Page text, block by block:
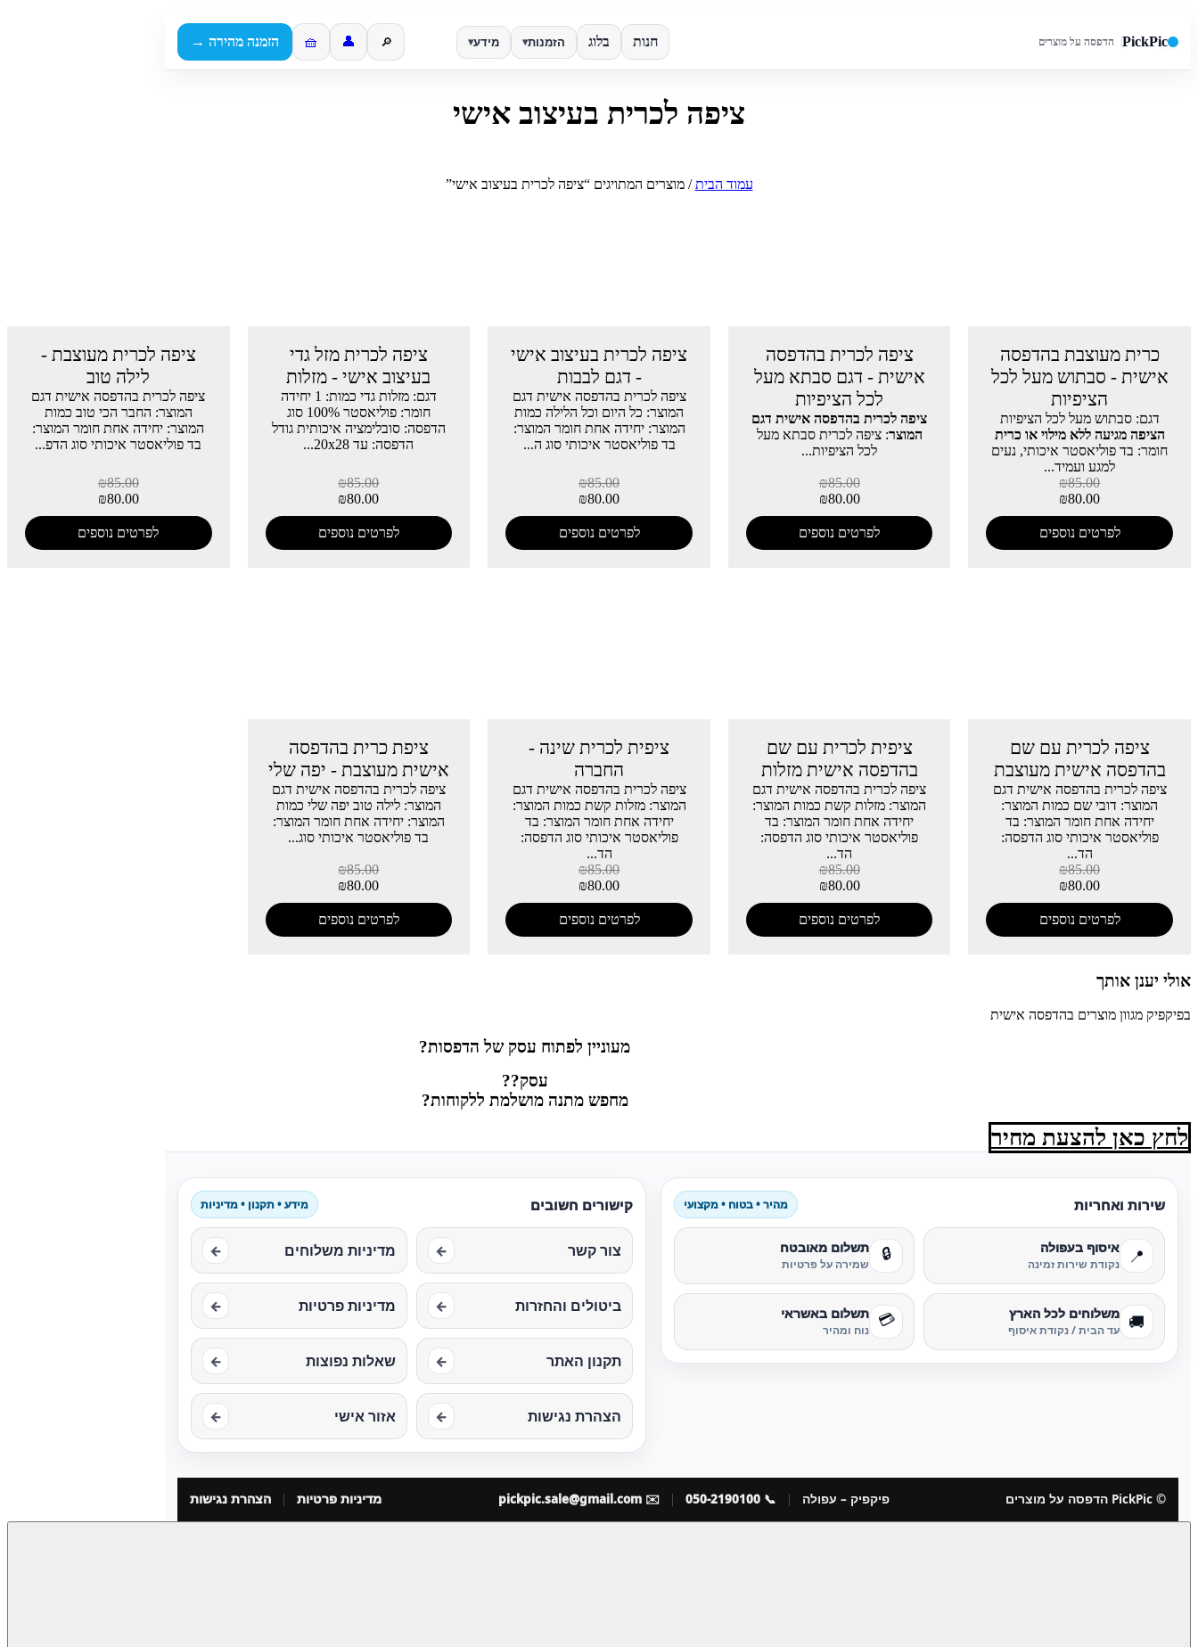
PickPic הדפסה על מוצרים חנות בלוג הזמנות▾ מידע▾
🔎
👤
🧺 הזמנה מהירה →
✕
ציפה לכרית בעיצוב אישי
עמוד הבית/ מוצרים המתויגים “ציפה לכרית בעיצוב אישי”
כרית מעוצבת בהדפסה
אישית - סבתוש מעל לכל
הציפיות
דגם: סבתוש מעל לכל הציפיות
הציפה מגיעה ללא מילוי או כרית
חומר: בד פוליאסטר איכותי, נעים
למגע ועמיד...
₪85.00
₪80.00
לפרטים נוספים
ציפה לכרית בהדפסה
אישית - דגם סבתא מעל
לכל הציפיות
ציפה לכרית בהדפסה אישית דגם
המוצר: ציפה לכרית סבתא מעל
לכל הציפיות...
₪85.00
₪80.00
לפרטים נוספים
ציפה לכרית בעיצוב אישי
- דגם לבבות
ציפה לכרית בהדפסה אישית דגם
המוצר: כל היום וכל הלילה כמות
המוצר: יחידה אחת חומר המוצר:
בד פוליאסטר איכותי סוג ה...
₪85.00
₪80.00
לפרטים נוספים
ציפה לכרית מזל גדי
בעיצוב אישי - מזלות
דגם: מזלות גדי כמות: 1 יחידה
חומר: פוליאסטר 100% סוג
הדפסה: סובלימציה איכותית גודל
הדפסה: עד 20x28...
₪85.00
₪80.00
לפרטים נוספים
ציפה לכרית מעוצבת -
לילה טוב
ציפה לכרית בהדפסה אישית דגם
המוצר: החבר הכי טוב כמות
המוצר: יחידה אחת חומר המוצר:
בד פוליאסטר איכותי סוג הדפ...
₪85.00
₪80.00
לפרטים נוספים
ציפה לכרית עם שם
בהדפסה אישית מעוצבת
ציפה לכרית בהדפסה אישית דגם
המוצר: דובי שם כמות המוצר:
יחידה אחת חומר המוצר: בד
פוליאסטר איכותי סוג הדפסה:
הד...
₪85.00
₪80.00
לפרטים נוספים
ציפית לכרית עם שם
בהדפסה אישית מזלות
ציפה לכרית בהדפסה אישית דגם
המוצר: מזלות קשת כמות המוצר:
יחידה אחת חומר המוצר: בד
פוליאסטר איכותי סוג הדפסה:
הד...
₪85.00
₪80.00
לפרטים נוספים
ציפית לכרית שינה -
החברה
ציפה לכרית בהדפסה אישית דגם
המוצר: מזלות קשת כמות המוצר:
יחידה אחת חומר המוצר: בד
פוליאסטר איכותי סוג הדפסה:
הד...
₪85.00
₪80.00
לפרטים נוספים
ציפת כרית בהדפסה
אישית מעוצבת - יפה שלי
ציפה לכרית בהדפסה אישית דגם
המוצר: לילה טוב יפה שלי כמות
המוצר: יחידה אחת חומר המוצר:
בד פוליאסטר איכותי סוג...
₪85.00
₪80.00
לפרטים נוספים
אולי יענן אותך
בפיקפיק מגוון מוצרים בהדפסה אישית
מעוניין לפתוח עסק של הדפסות?
עסק??
מחפש מתנה מושלמת ללקוחות?
לחץ כאן להצעת מחיר
שירות ואחריות מהיר • בטוח • מקצועי
📍 איסוף בעפולה
נקודת שירות זמינה 🔒 תשלום מאובטח
שמירה על פרטיות
🚚 משלוחים לכל הארץ
עד הבית / נקודת איסוף 💳 תשלום באשראי
נוח ומהיר
קישורים חשובים מידע • תקנון • מדיניות
צור קשר ← מדיניות משלוחים ←
ביטולים והחזרות ← מדיניות פרטיות ←
תקנון האתר ← שאלות נפוצות ←
הצהרת נגישות ← אזור אישי ←
© PickPic הדפסה על מוצרים פיקפיק – עפולה 📞 050-2190100
✉️
pickpic.sale@gmail.com מדיניות פרטיות הצהרת נגישות